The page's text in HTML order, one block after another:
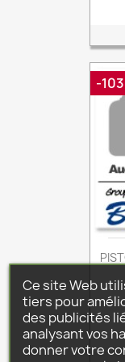
-
Ce site Web
tiers pour
des publicités
analysant vos
donner votre